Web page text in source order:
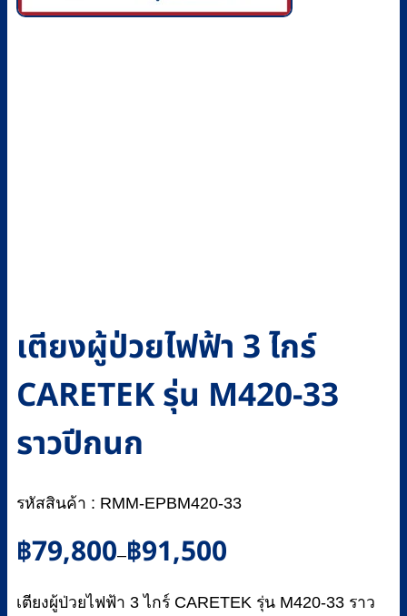
เตียงผู้ป่วยไฟฟ้า 3 ไกร์
CARETEK รุ่น M420-33
ราวปีกนก
รหัสสินค้า : RMM-EPBM420-33
฿79,800–฿91,500
Price
range:
through
เตียงผู้ป่วยไฟฟ้า 3 ไกร์ CARETEK รุ่น M420-33 ราว